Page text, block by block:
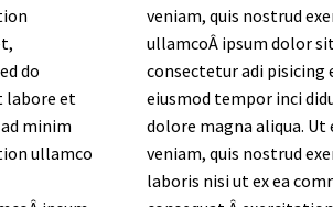
do
labore et
minim
ullamco
veniam, quis nostrud
ullamcoÂ ipsum dolor
consectetur adi pisicing
eiusmod tempor inci
dolore magna aliqua. Ut
veniam, quis nostrud
laboris nisi ut ex ea